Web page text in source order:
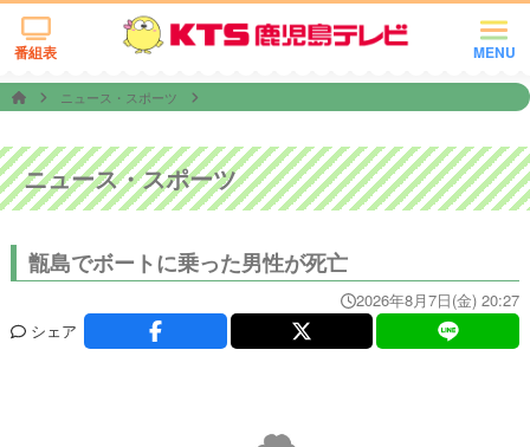
MENU
番組表
ニュース・スポーツ
ニュース・スポーツ
甑島でボートに乗った男性が死亡
2026年8月7日(金) 20:27
シェア